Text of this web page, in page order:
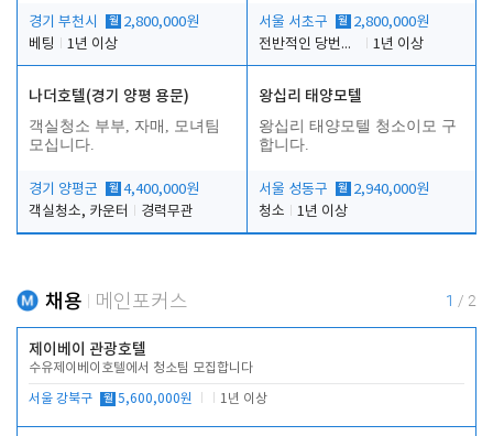
경기 부천시 월 2,800,000원
베팅
1년 이상
서울 서초구 월 2,800,000원
전반적인 당번업무
1년 이상
나더호텔(경기 양평 용문)
객실청소 부부, 자매, 모녀팀
모십니다.
경기 양평군 월 4,400,000원
객실청소, 카운터
경력무관
왕십리 태양모텔
왕십리 태양모텔 청소이모 구
합니다.
서울 성동구 월 2,940,000원
청소
1년 이상
채용 메인포커스 1 / 2
제이베이 관광호텔
수유제이베이호텔에서 청소팀 모집합니다
서울 강북구 월 5,600,000원 1년 이상